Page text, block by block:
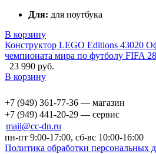
Для: для ноутбука
В корзину
Конструктор LEGO Editions 43020
чемпионата мира по футболу FIFA
23 990 руб.
В корзину
+7 (949) 361-77-36 — магазин
+7 (949) 441-20-29 — сервис
mail@cc-dn.ru
пн-пт 9:00-17:00, сб-вс 10:00-16:00
Политика обработки персональных